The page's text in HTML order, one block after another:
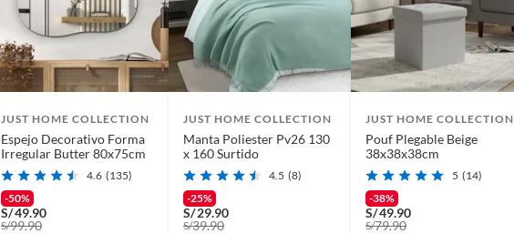
JUST HOME COLLECTION
Espejo Decorativo Forma
Irregular Butter 80x75cm
4.6 (135)
-50%
S/49.90
S/99.90
JUST HOME COLLECTION
Manta Poliester Pv26 130
x 160 Surtido
4.5 (8)
-25%
S/29.90
S/39.90
JUST HOME COLLECTION
Pouf Plegable Beige
38x38x38cm
5 (14)
-38%
S/49.90
S/79.90